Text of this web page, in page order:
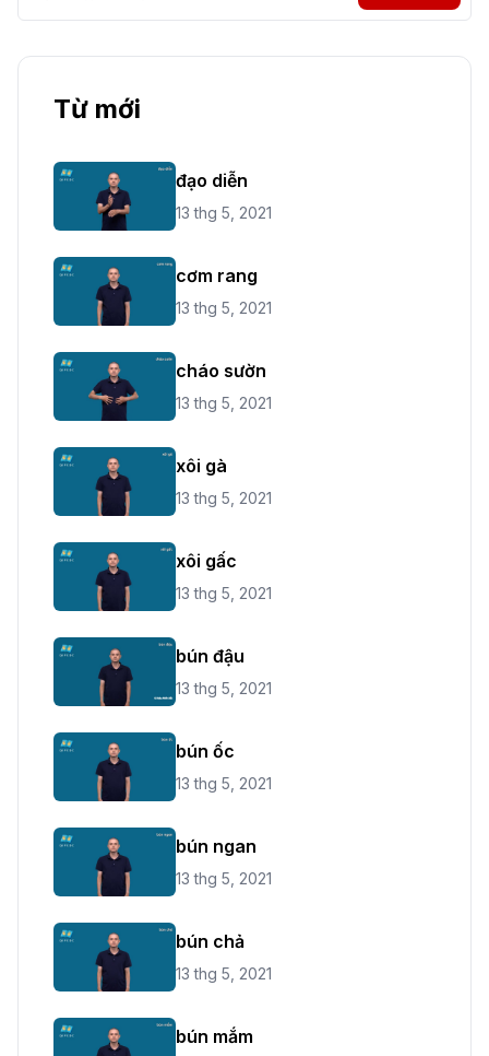
Từ mới
đạo diễn
13 thg 5, 2021
cơm rang
13 thg 5, 2021
cháo sườn
13 thg 5, 2021
xôi gà
13 thg 5, 2021
xôi gấc
13 thg 5, 2021
bún đậu
13 thg 5, 2021
bún ốc
13 thg 5, 2021
bún ngan
13 thg 5, 2021
bún chả
13 thg 5, 2021
bún mắm